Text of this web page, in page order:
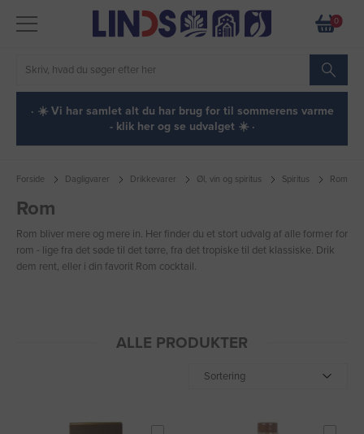
0
· ☀️ Vi har samlet alt du har brug for til sommerens varme
- klik her og se udvalget ☀️ ·
Forside Dagligvarer Drikkevarer Øl, vin og spiritus Spiritus Rom
Rom
Rom bliver mere og mere in. Her finder du et stort udvalg af alle former for
rom - lige fra det søde til det tørre, fra det tropiske til det klassiske. Drik
dem rent, eller i din favorit Rom cocktail.
ALLE PRODUKTER
Sortering